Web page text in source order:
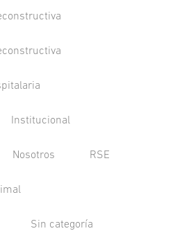
Institucional
Nosotros RSE
Sin categoría